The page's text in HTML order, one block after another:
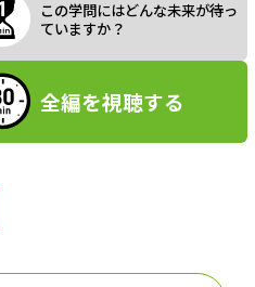
V
i
この学問にはどんな未来が待っ
ていますか？
全編を視聴する